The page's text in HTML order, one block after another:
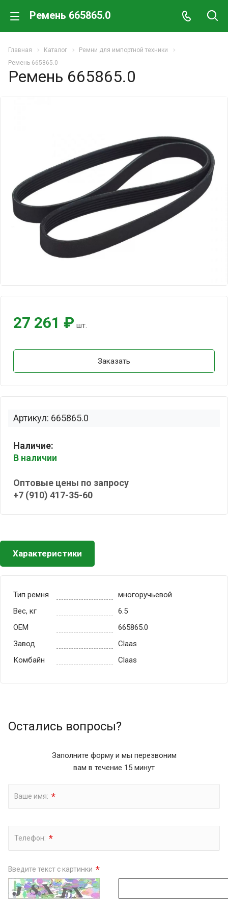
Ремень 665865.0
Главная Каталог
Ремни для импортной техники
Ремень 665865.0
Ремень 665865.0
Артикул: 665865.0
Наличие:
В наличии
Оптовые цены по запросу
+7 (910) 417-35-60
27 261 ₽ шт.
Заказать
Характеристики
Тип ремня
многоручьевой
Вес, кг
6.5
OEM
665865.0
Завод
Claas
Комбайн
Claas
Остались вопросы?
Заполните форму и мы перезвоним
вам в течение 15 минут
Ваше имя: *
Телефон: *
Введите текст с картинки *